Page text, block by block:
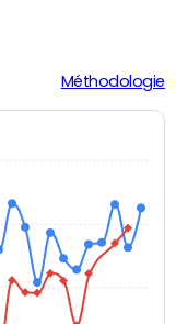
Méthodologie